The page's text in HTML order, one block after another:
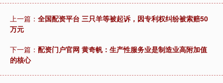
上一篇： 全国配资平台 三只羊等被起诉，因专利权纠纷被索赔50
万元
下一篇： 配资门户官网 黄奇帆：生产性服务业是制造业高附加值
的核心